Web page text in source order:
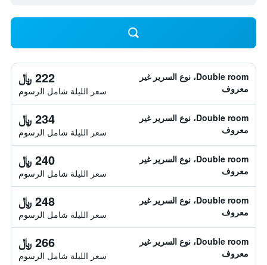
Double room، نوع السرير غير
معروف
222 ﷼
سعر الليلة شامل الرسوم
Double room، نوع السرير غير
معروف
234 ﷼
سعر الليلة شامل الرسوم
Double room، نوع السرير غير
معروف
240 ﷼
سعر الليلة شامل الرسوم
Double room، نوع السرير غير
معروف
248 ﷼
سعر الليلة شامل الرسوم
Double room، نوع السرير غير
معروف
266 ﷼
سعر الليلة شامل الرسوم